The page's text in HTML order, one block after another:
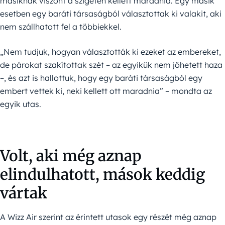
esetben egy baráti társaságból választottak ki valakit, aki
nem szállhatott fel a többiekkel.
„Nem tudjuk, hogyan választották ki ezeket az embereket,
de párokat szakítottak szét – az egyikük nem jöhetett haza
–, és azt is hallottuk, hogy egy baráti társaságból egy
embert vettek ki, neki kellett ott maradnia” – mondta az
egyik utas.
Volt, aki még aznap
elindulhatott, mások keddig
vártak
A Wizz Air szerint az érintett utasok egy részét még aznap